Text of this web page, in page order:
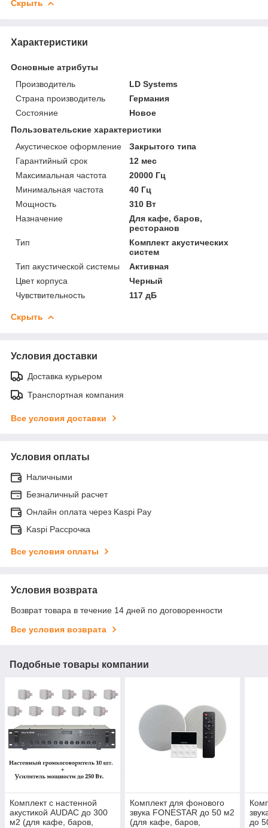
Скрыть
Характеристики
Основные атрибуты
Производитель
LD Systems
Страна производитель
Германия
Состояние
Новое
Пользовательские характеристики
Акустическое оформление
Закрытого типа
Гарантийный срок
12 мес
Максимальная частота
20000 Гц
Минимальная частота
40 Гц
Мощность
310 Вт
Назначение
Для кафе, баров,
ресторанов
Тип
Комплект акустических
систем
Тип акустической системы
Активная
Цвет корпуса
Черный
Чувствительность
117 дБ
Скрыть
Условия доставки
Доставка курьером
Транспортная компания
Все условия доставки
Условия оплаты
Наличными
Безналичный расчет
Онлайн оплата через Kaspi Pay
Kaspi Рассрочка
Все условия оплаты
Условия возврата
Возврат товара в течение 14 дней по договоренности
Все условия возврата
Подобные товары компании
Комплект с настенной
акустикой AUDAC до 300
м2 (для кафе, баров,
Комплект для фонового
звука FONESTAR до 50 м2
(для кафе, баров,
до